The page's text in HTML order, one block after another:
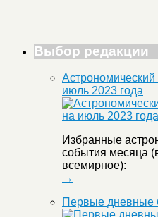
Выбор редакции
Астрономический
июль 2023 года
Избранные
события месяца
→
Первые дневные